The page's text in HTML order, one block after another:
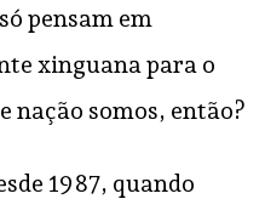
pensam em
xinguana para o
nação somos, então?
1987, quando